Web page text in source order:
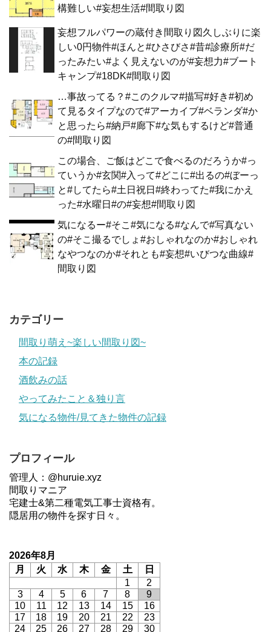
構難しい#妄想生活#間取り図
妄想フルパワーの蔵付き間取り図久しぶりに楽
しい0円物件#ほんと#ひさびさ#昔#診療所#だ
ったみたい#よく見えないのが#妄想力#ブート
キャンプ#18DK#間取り図
…事故ってる？#このクルマ#描写#好き#初め
て見るタイプなので#アーカイブ#ベランダ#か
と思ったら#納戸#廊下#な気もするけど#普通
の#間取り図
この場合、ご飯はどこで食べるのだろうか#っ
ていうか#玄関#入って#どこに#出るの#ぼーっ
と#してたら#土日祝日#終わってた#我にかえ
った#水曜日#の#妄想#間取り図
気になるー#そこ#気になる#なんで#写真ない
の#そこ撮るでしょ#おしゃれなのか#おしゃれ
なやつなのか#それとも#妄想#いびつな曲線#
間取り図
カテゴリー
間取り萌え~楽しい間取り図~
本の記録
酒飲みの話
やってみたこと＆独り言
気になる物件/見てきた物件の記録
プロフィール
管理人：@huruie.xyz
間取りマニア
宅建士&第二種電気工事士資格有。
隠居用の物件を探す日々。
2026年8月
月
火 水 木 金 土
日
1
2
3
4 5 6 7 8
9
10
11 12 13 14 15
16
17
18 19 20 21 22
23
24
25 26 27 28 29 30